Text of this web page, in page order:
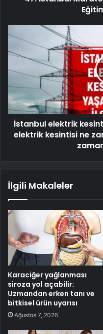
İstanbul elektrik
elektrik kesintisi ne
İlgili Makaleler
Karaciğer yağlanması
siroza yol açabilir:
Uzmandan erken tanı ve
bitkisel ürün uyarısı
Ağustos 7, 2026